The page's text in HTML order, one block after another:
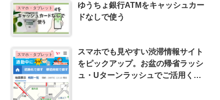
スマホ・タブレット
ゆうちょ銀行ATMをキャッシュカー
ドなしで使う
スマホ・タブレット
スマホでも見やすい渋滞情報サイト
をピックアップ。お盆の帰省ラッシ
ュ・Uターンラッシュでご活用くだ